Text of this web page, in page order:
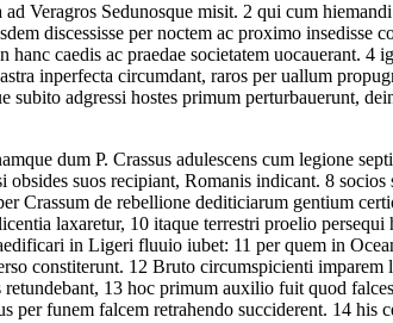
Veragros Sedunosque misit. 2 qui cum
discessisse per noctem ac proximo insedisse
caedis ac praedae societatem uocauerant. 4
inperfecta circumdant, raros per uallum
adgressi hostes primum perturbauerunt,
dum P. Crassus adulescens cum legione
obsides suos recipiant, Romanis indicant. 8 socios
Crassum de rebellione dediticiarum gentium
laxaretur, 10 itaque terrestri proelio persequi
in Ligeri fluuio iubet: 11 per quem in
constiterunt. 12 Bruto circumspicienti imparem
13 hoc primum auxilio fuit quod
per funem falcem retrahendo succiderent. 14 his